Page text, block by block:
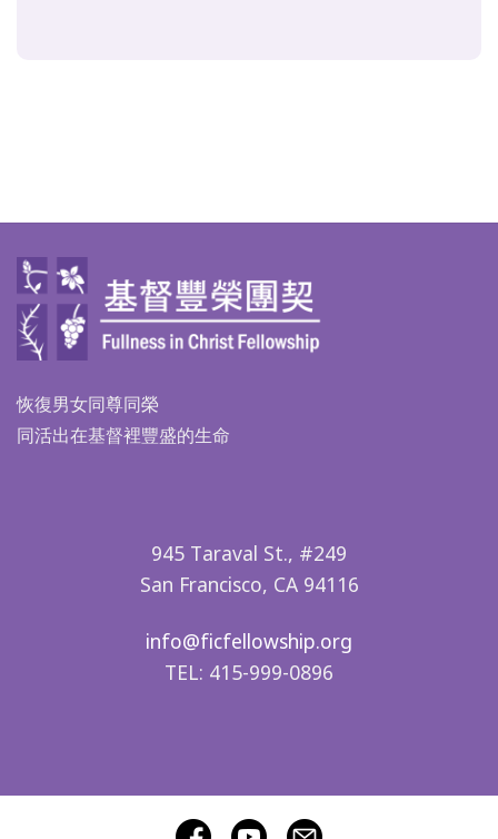
恢復男女同尊同榮
同活出在基督裡豐盛的生命
945 Taraval St., #249
San Francisco, CA 94116
info@ficfellowship.org
TEL: 415-999-0896